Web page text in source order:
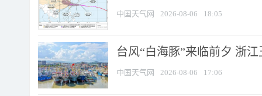
中国天气网 2026-08-06 18:05
台风“白海豚”来临前夕 浙
中国天气网 2026-08-06 17:06